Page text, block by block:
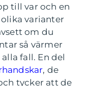
till var och en
varianter
om du
så värmer
fall. En del
, de
tycker att de